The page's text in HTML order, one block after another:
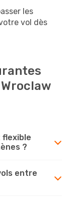
les
vol dès
flexible
?
entre